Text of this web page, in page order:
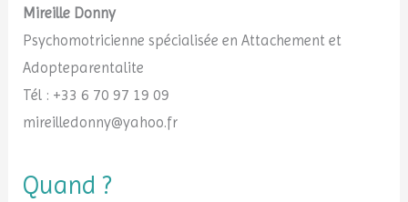
Mireille Donny
Psychomotricienne spécialisée en Attachement et
Adopteparentalite
Tél : +33 6 70 97 19 09
mireilledonny@yahoo.fr
Quand ?